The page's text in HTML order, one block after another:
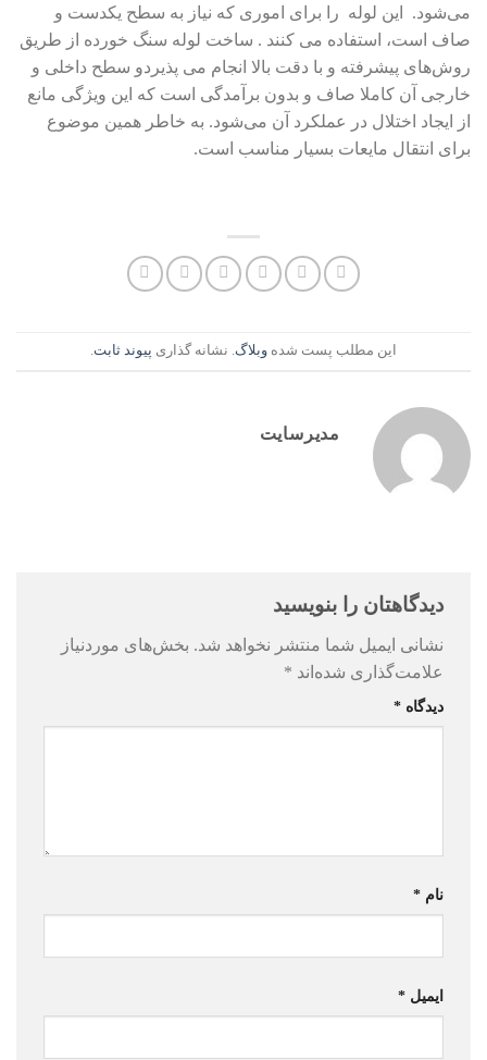
می‌شود. این لوله را برای اموری که نیاز به سطح یکدست و
صاف است، استفاده می کنند . ساخت لوله سنگ خورده از طریق
روش‌های پیشرفته و با دقت بالا انجام می پذیردو سطح داخلی و
خارجی آن کاملا صاف و بدون برآمدگی است که این ویژگی مانع
از ایجاد اختلال در عملکرد آن می‌شود. به خاطر همین موضوع
برای انتقال مایعات بسیار مناسب است.
این مطلب پست شده وبلاگ. نشانه گذاری پیوند ثابت.
مدیرسایت
دیدگاهتان را بنویسید
نشانی ایمیل شما منتشر نخواهد شد. بخش‌های موردنیاز
علامت‌گذاری شده‌اند *
دیدگاه *
نام *
ایمیل *